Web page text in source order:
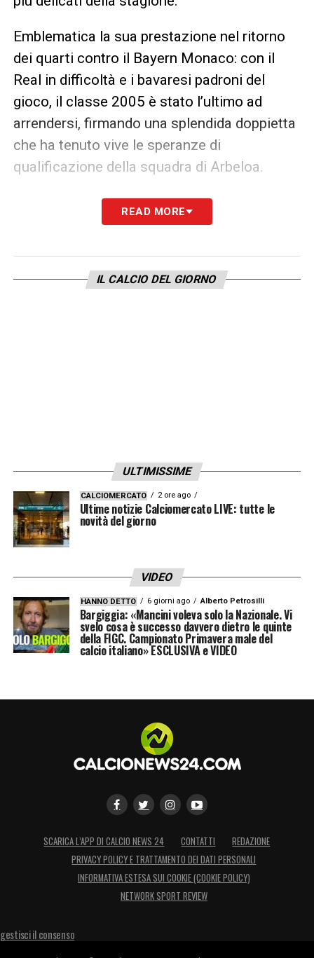
Emblematica la sua prestazione nel ritorno
dei quarti contro il Bayern Monaco: con il
Real in difficoltà e i bavaresi padroni del
gioco, il classe 2005 è stato l’ultimo ad
arrendersi, firmando una splendida doppietta
che ha tenuto vive le speranze di
qualificazione della squadra di Arbeloa.
Nel complesso, Güler ha chiuso la sua
Champions con2 gol e 4 assist
impiegato in una posizione più arretrata
rispetto al suo ruolo naturale, si è adattato
uno dei talenti più luminosi del calcio
europeo.
LA PLAYLIST DELLE NOSTRE TOP NEWS
READ MORE
IL CALCIO DEL GIORNO
ULTIMISSIME
CALCIOMERCATO 2 ore ago
Ultime notizie Calciomercato LIVE: tutte le
novità del giorno
VIDEO
HANNO DETTO 6 giorni ago Alberto Petrosilli
Bargiggia: «Mancini voleva solo la Nazionale. Vi
svelo cosa è successo davvero dietro le quinte
della FIGC. Campionato Primavera male del
calcio italiano» ESCLUSIVA e VIDEO
SCARICA L’APP DI CALCIO NEWS 24 CONTATTI
REDAZIONE
PRIVACY POLICY E TRATTAMENTO DEI DATI PERSONALI
INFORMATIVA ESTESA SUI COOKIE (COOKIE POLICY)
NETWORK SPORT REVIEW
gestisci il consenso